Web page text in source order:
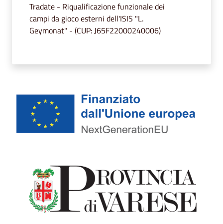
Tradate - Riqualificazione funzionale dei
campi da gioco esterni dell'ISIS "L.
Geymonat" - (CUP: J65F22000240006)